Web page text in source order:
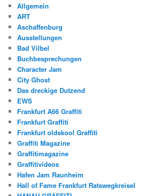
Allgemein
ART
Aschaffenburg
Ausstellungen
Bad Vilbel
Buchbesprechungen
Character Jam
City Ghost
Das dreckige Dutzend
EWS
Frankfurt A66 Graffiti
Frankfurt Graffiti
Frankfurt oldskool Graffiti
Graffiti Magazine
Graffitimagazine
Graffitivideos
Hafen Jam Raunheim
Hall of Fame Frankfurt Ratswegkreisel